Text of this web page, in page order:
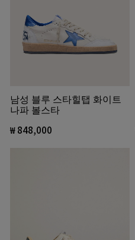
남성 블루 스타힐탭 화이트
나파 볼스타
₩ 848,000